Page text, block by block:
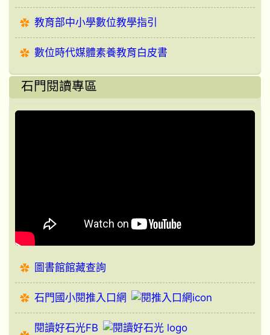
教育部中小學數位教學指引
數位時代媒體素養教育白皮書
石門閱讀專區
圖書館館藏查詢
石門國小閱推入口網
閱讀好石光FB